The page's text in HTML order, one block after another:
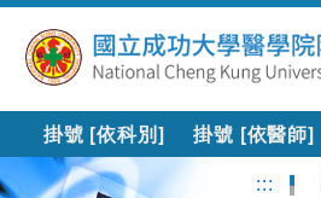
掛號 [依科別] 掛號 [依醫師]
:::